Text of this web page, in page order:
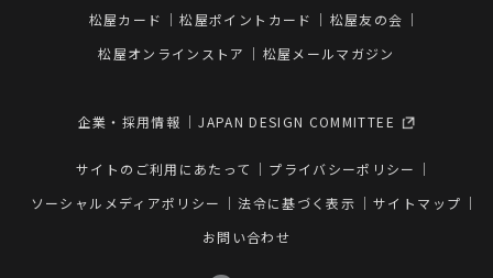
松屋カード 松屋ポイントカード
松屋友の会
松屋オンラインストア
松屋メールマガジン
企業・採用情報 JAPAN DESIGN COMMITTEE
サイトのご利用にあたって
プライバシーポリシー
ソーシャルメディアポリシー
法令に基づく表示
サイトマップ
お問い合わせ